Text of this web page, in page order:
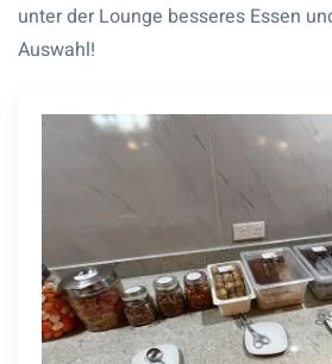
unter der Lounge besseres Essen
Auswahl!